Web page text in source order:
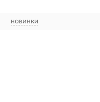
новинки